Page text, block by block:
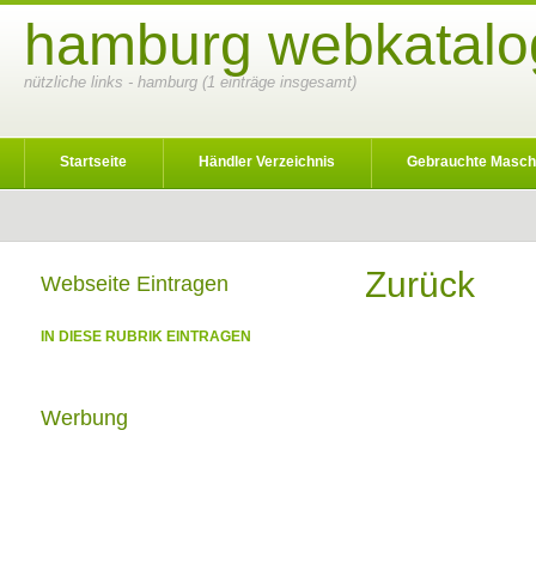
hamburg
nützliche links - hamburg (1 einträge insgesamt)
Startseite Händler Verzeichnis Gebrauchte
Zurück
Webseite Eintragen
IN DIESE RUBRIK EINTRAGEN
Werbung